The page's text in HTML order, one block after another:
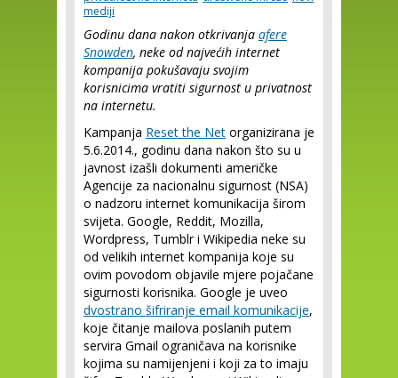
mediji
Godinu dana nakon otkrivanja afere
Snowden, neke od najvećih internet
kompanija pokušavaju svojim
korisnicima vratiti sigurnost u privatnost
na internetu.
Kampanja Reset the Net organizirana je
5.6.2014., godinu dana nakon što su u
javnost izašli dokumenti američke
Agencije za nacionalnu sigurnost (NSA)
o nadzoru internet komunikacija širom
svijeta. Google, Reddit, Mozilla,
Wordpress, Tumblr i Wikipedia neke su
od velikih internet kompanija koje su
ovim povodom objavile mjere pojačane
sigurnosti korisnika. Google je uveo
dvostrano šifriranje email komunikacije,
koje čitanje mailova poslanih putem
servira Gmail ograničava na korisnike
kojima su namijenjeni i koji za to imaju